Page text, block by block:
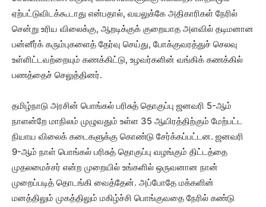
ஏற்பட்டுவிடக்கூடாது என்பதால், வயலுக்கே அதிகாரிகள் நேரில்
சென்று உரிய விலைக்கு, ஆறடிக்குக் குறையாத அளவில் தடிமனான
பன்னீர்க் கரும்புகளைத் தேர்வு செய்து, போக்குவரத்துச் செலவு
உள்ளிட்டவற்றையும் கணக்கிட்டு, உழவர்களின் வங்கிக் கணக்கில்
பணத்தைச் செலுத்தினர்.
தமிழ்நாடு அரசின் பொங்கல் பரிசுத் தொகுப்பு ஜனவரி 5-ஆம்
நாளன்றே மாநிலம் முழுவதும் உள்ள 35 ஆயிரத்திற்கும் மேற்பட்ட
நியாய விலைக் கடைகளுக்கு கொண்டு சேர்க்கப்பட்டன. ஜனவரி
9-ஆம் நாள் பொங்கல் பரிசுத் தொகுப்பு வழங்கும் திட்டத்தை
முதலமைச்சர் என்ற முறையில் உங்களில் ஒருவனான நான்
முறைப்படித் தொடங்கி வைத்தேன். அப்போதே மக்களின்
மனத்திலும் முகத்திலும் மகிழ்ச்சி பொங்குவதை நேரில் கண்டு